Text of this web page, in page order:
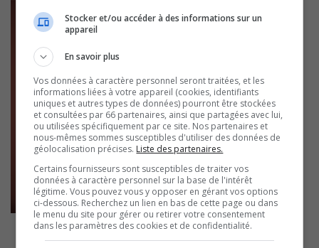
Stocker et/ou accéder à des informations sur un
appareil
En savoir plus
Vos données à caractère personnel seront traitées, et les
informations liées à votre appareil (cookies, identifiants
uniques et autres types de données) pourront être stockées
et consultées par 66 partenaires, ainsi que partagées avec lui,
ou utilisées spécifiquement par ce site. Nos partenaires et
nous-mêmes sommes susceptibles d'utiliser des données de
géolocalisation précises. Liste des partenaires.
Certains fournisseurs sont susceptibles de traiter vos
données à caractère personnel sur la base de l'intérêt
légitime. Vous pouvez vous y opposer en gérant vos options
ci-dessous. Recherchez un lien en bas de cette page ou dans
le menu du site pour gérer ou retirer votre consentement
dans les paramètres des cookies et de confidentialité.